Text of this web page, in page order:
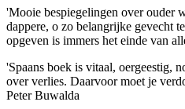
'Mooie bespiegelingen over ouder
dappere, o zo belangrijke gevecht
opgeven is immers het einde van
'Spaans boek is vitaal, oergeestig,
over verlies. Daarvoor moet je
Peter Buwalda